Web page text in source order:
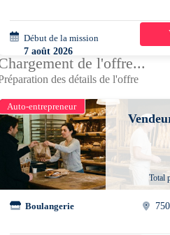
Début de la mission
7 août 2026
13h30 - 21h00
1
de l'offre...
des détails de l'offre
Auto-entrepreneur
Total
Boulangerie